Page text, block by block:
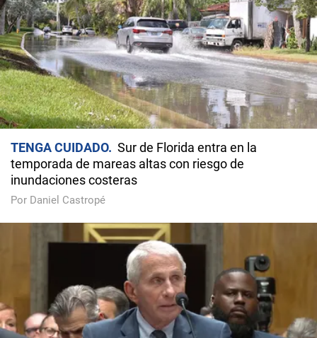
TENGA CUIDADO
Sur de Florida entra en la
temporada de mareas altas con riesgo de
inundaciones costeras
Por Daniel Castropé